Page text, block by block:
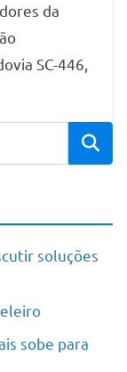
da
SC-446,
soluções
sobe para